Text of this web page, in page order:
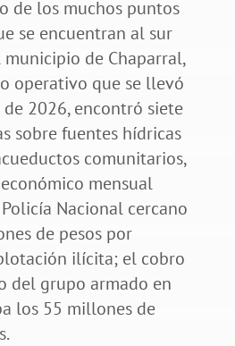
de los muchos puntos
se encuentran al sur
municipio de Chaparral,
operativo que se llevó
2026, encontró siete
sobre fuentes hídricas
comunitarios,
mensual
Nacional cercano
de pesos por
ilícita; el cobro
del grupo armado en
los 55 millones de